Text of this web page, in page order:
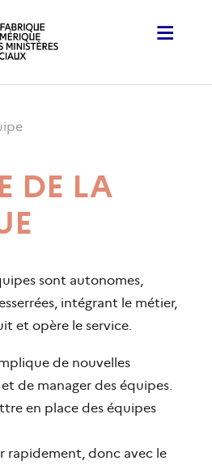
DE LA
sont autonomes,
intégrant le métier,
et opère le service.
de nouvelles
de manager des équipes.
en place des équipes
rapidement, donc avec le